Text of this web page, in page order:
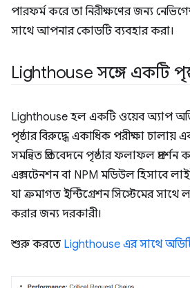
পারফর্ম করে তা নিরীক্ষণের জন্য
সাথে আপনার কোডটি ব্যবহার করা।
Lighthouse সঙ্গে একটি
Lighthouse হল একটি ওয়েব অ্যাপ
পৃষ্ঠার বিরুদ্ধে একাধিক পরীক্ষা চালায়
সমন্বিত প্রতিবেদনে পৃষ্ঠার ফলাফল
এক্সটেনশন বা NPM মডিউল হিসাবে
যা ক্রমাগত ইন্টিগ্রেশন সিস্টেমের
করার জন্য দরকারী।
শুরু করতে Lighthouse এর সাথে